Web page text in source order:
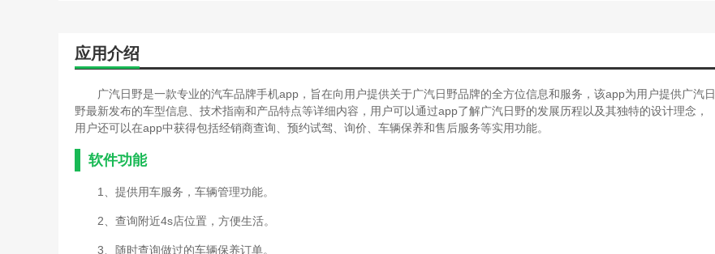
应用介绍
广汽日野是一款专业的汽车品牌手机app，旨在向用户提供关于广汽日野品牌的全方位信息和服务，该app为用户提供广汽日
野最新发布的车型信息、技术指南和产品特点等详细内容，用户可以通过app了解广汽日野的发展历程以及其独特的设计理念，
用户还可以在app中获得包括经销商查询、预约试驾、询价、车辆保养和售后服务等实用功能。
软件功能
1、提供用车服务，车辆管理功能。
2、查询附近4s店位置，方便生活。
3、随时查询做过的车辆保养订单。